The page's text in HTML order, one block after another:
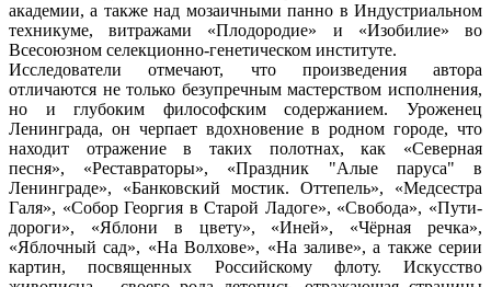
академии, а также над мозаичными панно в Индустриальном
техникуме, витражами «Плодородие» и «Изобилие» во
Всесоюзном селекционно-генетическом институте.
Исследователи отмечают, что произведения автора
отличаются не только безупречным мастерством исполнения,
но и глубоким философским содержанием. Уроженец
Ленинграда, он черпает вдохновение в родном городе, что
находит отражение в таких полотнах, как «Северная
песня», «Реставраторы», «Праздник "Алые паруса" в
Ленинграде», «Банковский мостик. Оттепель», «Медсестра
Галя», «Собор Георгия в Старой Ладоге», «Свобода», «Пути-
дороги», «Яблони в цвету», «Иней», «Чёрная речка»,
«Яблочный сад», «На Волхове», «На заливе», а также серии
картин, посвященных Российскому флоту. Искусство